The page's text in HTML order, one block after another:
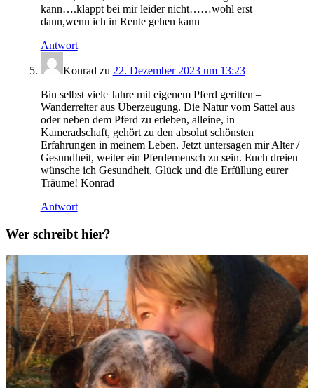
kann….klappt bei mir leider nicht……wohl erst
dann,wenn ich in Rente gehen kann
Antwort
Konradzu 22. Dezember 2023 um 13:23
Bin selbst viele Jahre mit eigenem Pferd geritten –
Wanderreiter aus Überzeugung. Die Natur vom Sattel aus
oder neben dem Pferd zu erleben, alleine, in
Kameradschaft, gehört zu den absolut schönsten
Erfahrungen in meinem Leben. Jetzt untersagen mir Alter /
Gesundheit, weiter ein Pferdemensch zu sein. Euch dreien
wünsche ich Gesundheit, Glück und die Erfüllung eurer
Träume! Konrad
Antwort
Wer schreibt hier?